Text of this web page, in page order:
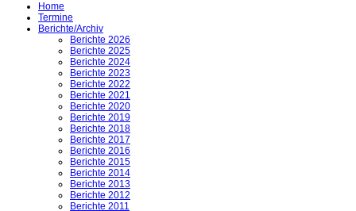
Home
Termine
Berichte/Archiv
Berichte 2026
Berichte 2025
Berichte 2024
Berichte 2023
Berichte 2022
Berichte 2021
Berichte 2020
Berichte 2019
Berichte 2018
Berichte 2017
Berichte 2016
Berichte 2015
Berichte 2014
Berichte 2013
Berichte 2012
Berichte 2011